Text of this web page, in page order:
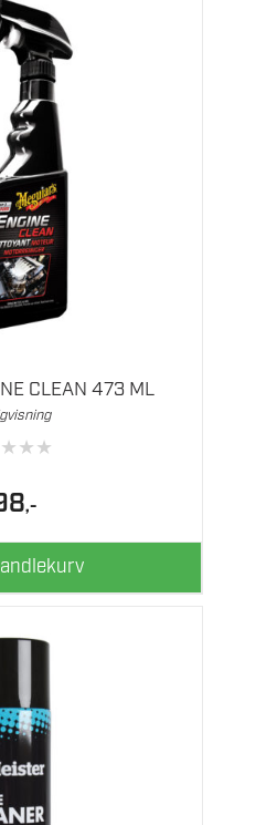
CLEAN 473 ML
★★★
,-